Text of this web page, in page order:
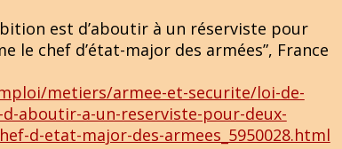
est d’aboutir à un réserviste pour
le chef d’état-major des armées”, France
metiers/armee-et-securite/loi-de-
aboutir-a-un-reserviste-pour-deux-
d-etat-major-des-armees_5950028.html